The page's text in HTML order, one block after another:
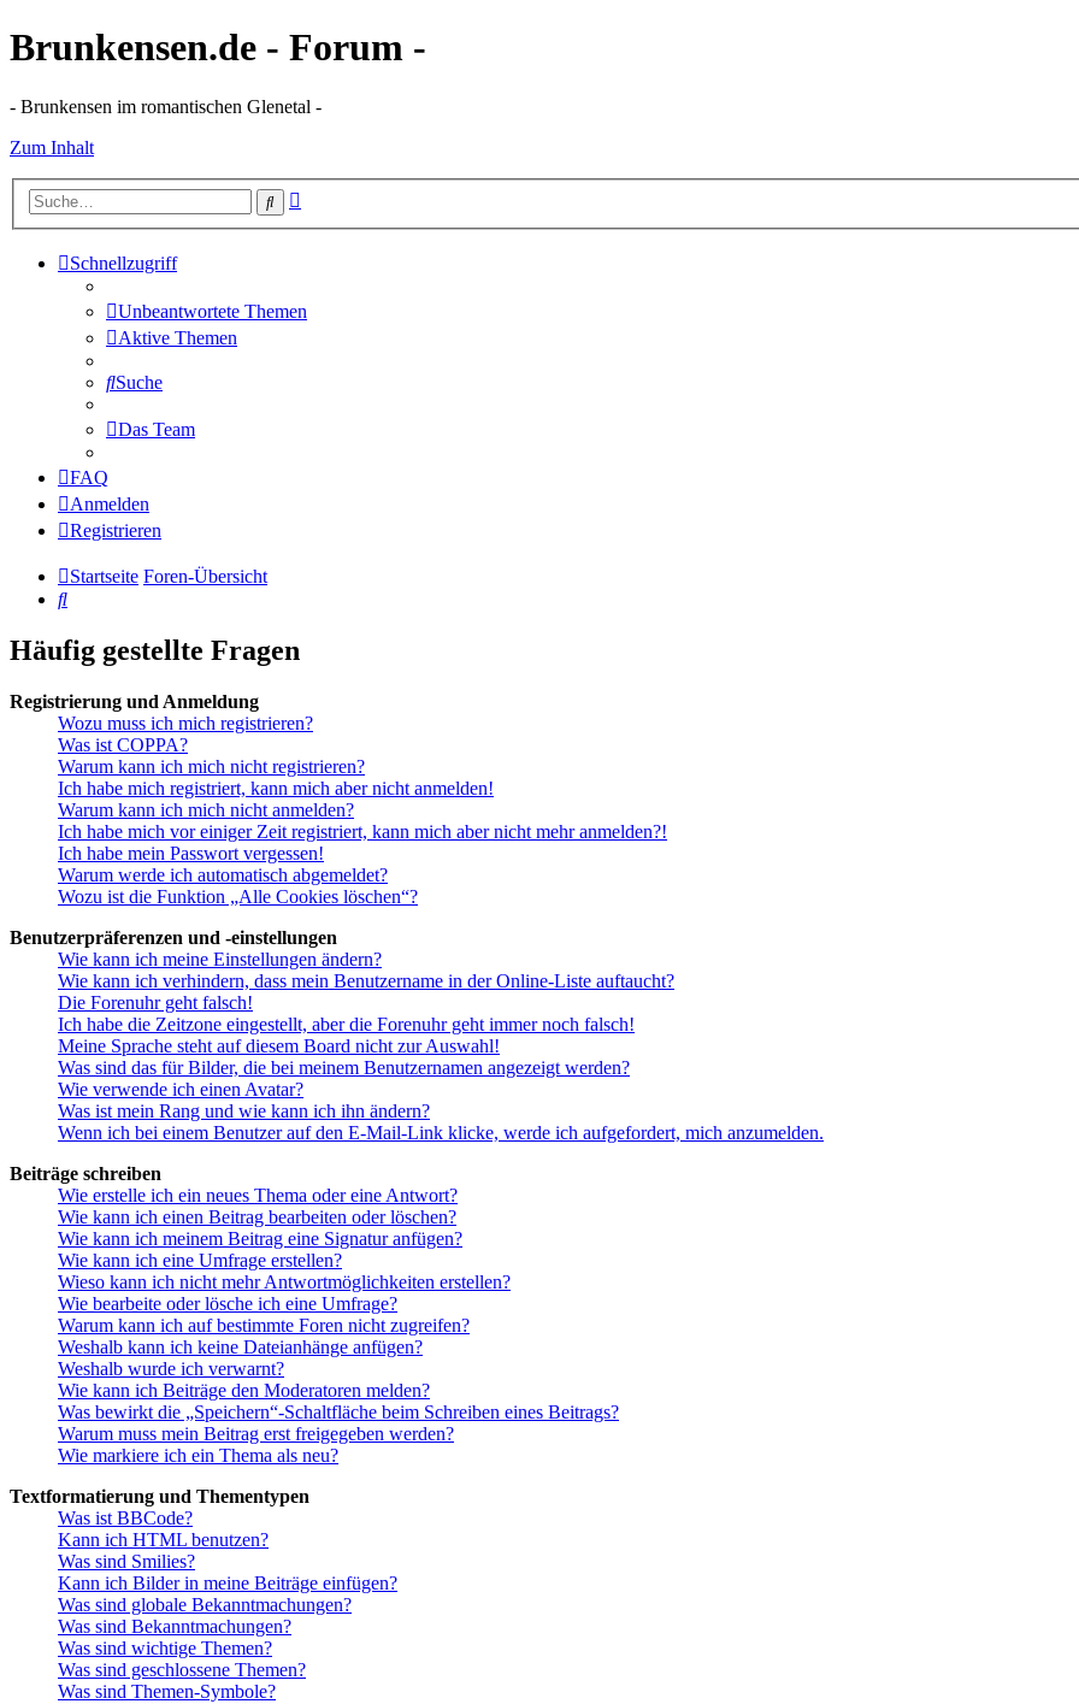
Brunkensen.de - Forum -
- Brunkensen im romantischen Glenetal -
Zum Inhalt
Suche
Schnellzugriff
Unbeantwortete Themen
Aktive Themen
Suche
Das Team
FAQ
Anmelden
Registrieren
Startseite Foren-Übersicht
Suche
Häufig gestellte Fragen
Registrierung und Anmeldung
Wozu muss ich mich registrieren?
Was ist COPPA?
Warum kann ich mich nicht registrieren?
Ich habe mich registriert, kann mich aber nicht anmelden!
Warum kann ich mich nicht anmelden?
Ich habe mich vor einiger Zeit registriert, kann mich aber nicht mehr anmelden?!
Ich habe mein Passwort vergessen!
Warum werde ich automatisch abgemeldet?
Wozu ist die Funktion „Alle Cookies löschen“?
Benutzerpräferenzen und -einstellungen
Wie kann ich meine Einstellungen ändern?
Wie kann ich verhindern, dass mein Benutzername in der Online-Liste auftaucht?
Die Forenuhr geht falsch!
Ich habe die Zeitzone eingestellt, aber die Forenuhr geht immer noch falsch!
Meine Sprache steht auf diesem Board nicht zur Auswahl!
Was sind das für Bilder, die bei meinem Benutzernamen angezeigt werden?
Wie verwende ich einen Avatar?
Was ist mein Rang und wie kann ich ihn ändern?
Wenn ich bei einem Benutzer auf den E-Mail-Link klicke, werde ich aufgefordert, mich anzumelden.
Beiträge schreiben
Wie erstelle ich ein neues Thema oder eine Antwort?
Wie kann ich einen Beitrag bearbeiten oder löschen?
Wie kann ich meinem Beitrag eine Signatur anfügen?
Wie kann ich eine Umfrage erstellen?
Wieso kann ich nicht mehr Antwortmöglichkeiten erstellen?
Wie bearbeite oder lösche ich eine Umfrage?
Warum kann ich auf bestimmte Foren nicht zugreifen?
Weshalb kann ich keine Dateianhänge anfügen?
Weshalb wurde ich verwarnt?
Wie kann ich Beiträge den Moderatoren melden?
Was bewirkt die „Speichern“-Schaltfläche beim Schreiben eines Beitrags?
Warum muss mein Beitrag erst freigegeben werden?
Wie markiere ich ein Thema als neu?
Textformatierung und Thementypen
Was ist BBCode?
Kann ich HTML benutzen?
Was sind Smilies?
Kann ich Bilder in meine Beiträge einfügen?
Was sind globale Bekanntmachungen?
Was sind Bekanntmachungen?
Was sind wichtige Themen?
Was sind geschlossene Themen?
Was sind Themen-Symbole?